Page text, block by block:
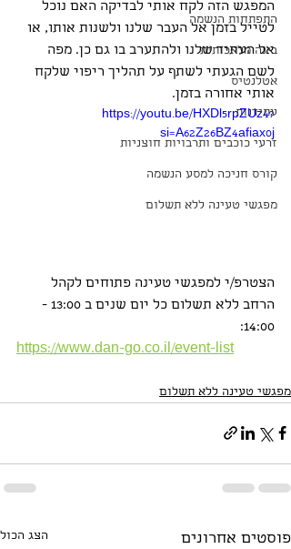
התפתחות הנשמה
בינה מלאכותית
אטלנטיס
עתידנות
זרעי כוכבים ותרבויות חוצניות
קורס חניכה למסע הנשמה
מפגשי טעינה ללא תשלום
המפגש הזה לקח אותי לבדיקה האם נוכל
לטייל בזמן אל העבר שלנו ולשנות אותו, או
אל העתיד שלנו ולהתערב בו גם כן. מפה
לשם הגעתי לשתף על תהליך ריפוי שלקח
אותי אחורה בזמן.
https://youtu.be/HXDl5rpZUz4?
si=A62Z26BZ4afiax0j
הצטרפ/י למפגשי טעינה פתוחים לקהל
הרחב ללא תשלום כל יום שנים ב 13:00 -
14:00:
https://www.dan-go.co.il/event-list
מפגשי טעינה ללא תשלום
פוסטים אחרונים הצג הכול